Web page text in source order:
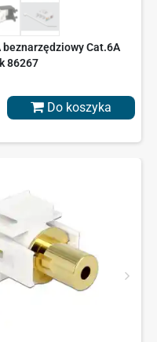
beznarzędziowy Cat.6A
86267
Do koszyka